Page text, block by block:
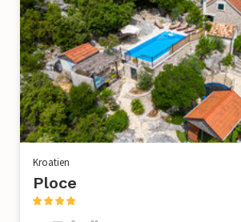
Kroatien
Ploce